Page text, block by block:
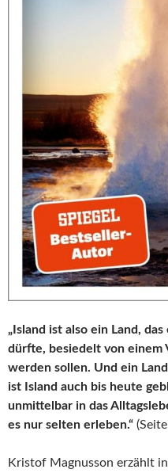
„Island ist also ein Land,
dürfte, besiedelt von einem
werden sollen. Und ein
ist Island auch bis heute
unmittelbar in das
es nur selten erleben.“
Kristof Magnusson erzählt